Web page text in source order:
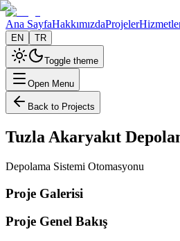
Ana SayfaHakkımızdaProjeler
EN TR
Toggle theme
Open Menu
Back to Projects
Tuzla Akaryakıt
Depolama Sistemi Otomasyonu
Proje Galerisi
Proje Genel Bakış